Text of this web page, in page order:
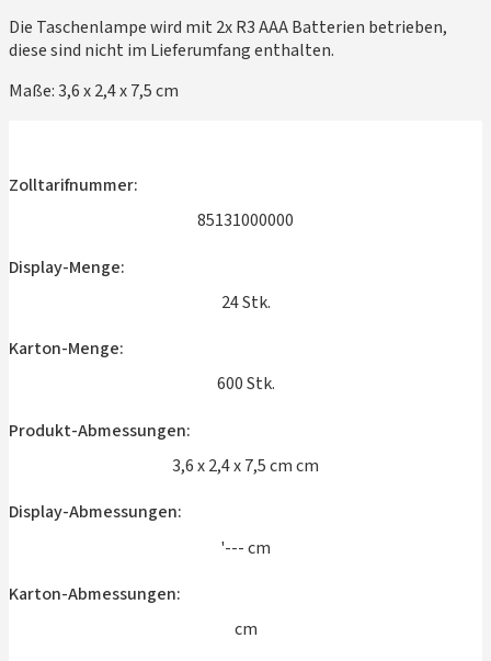
Die Taschenlampe wird mit 2x R3 AAA Batterien betrieben,
diese sind nicht im Lieferumfang enthalten.
Maße: 3,6 x 2,4 x 7,5 cm
Zolltarifnummer:
85131000000
Display-Menge:
24 Stk.
Karton-Menge:
600 Stk.
Produkt-Abmessungen:
3,6 x 2,4 x 7,5 cm cm
Display-Abmessungen:
'--- cm
Karton-Abmessungen:
cm